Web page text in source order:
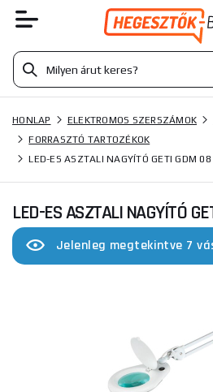
HONLAP ELEKTROMOS SZERSZÁMOK
FORRASZTÓ TARTOZÉKOK
LED-ES ASZTALI NAGYÍTÓ GETI GDM
LED-ES ASZTALI NAGYÍTÓ
Jelenleg megtekintve 7